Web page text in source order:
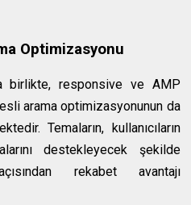
Optimizasyonu
birlikte, responsive ve AMP
arama optimizasyonunun da
Temaların, kullanıcıların
destekleyecek şekilde
rekabet avantajı